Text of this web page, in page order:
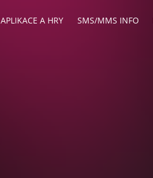
APLIKACE A HRY SMS/MMS INFO